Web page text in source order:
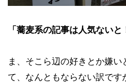
「蕎麦系の記事は人気ないと
ま、そこら辺の好きとか嫌い
て、なんともならない訳です